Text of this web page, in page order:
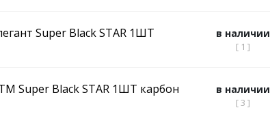
Super Black STAR 1ШТ в наличии
[ 1 ]
Super Black STAR 1ШТ карбон в наличии
[ 3 ]